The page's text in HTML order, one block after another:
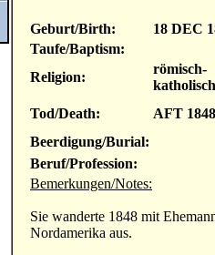
Geburt/Birth:
18 DEC
Taufe/Baptism:
Religion:
römisch-
Tod/Death:
AFT
Beerdigung/Burial:
Beruf/Profession:
Bemerkungen/Notes:
Sie wanderte 1848 mit
Nordamerika aus.